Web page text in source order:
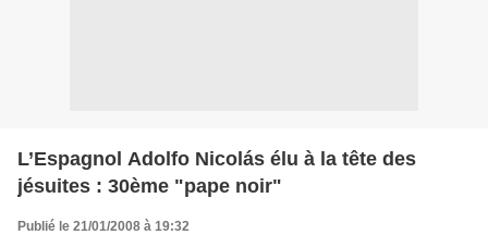
L’Espagnol Adolfo Nicolás élu à la tête des
jésuites : 30ème "pape noir"
Publié le 21/01/2008 à 19:32